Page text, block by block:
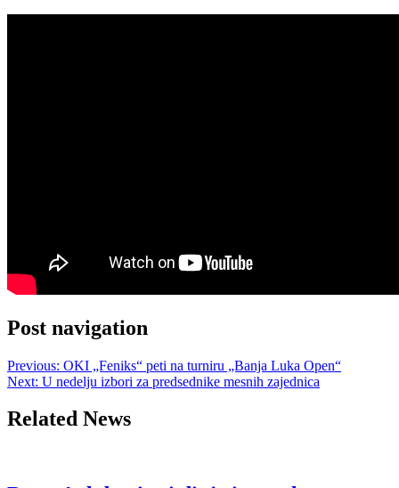
Post navigation
Previous: OKI „Feniks“ peti na turniru „Banja Luka Open“
Next: U nedelju izbori za predsednike mesnih zajednica
Related News